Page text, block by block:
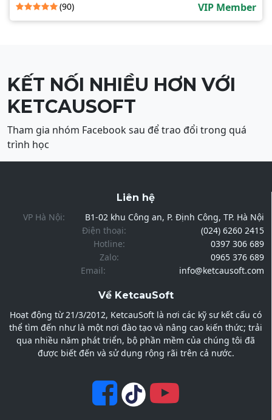
(90) VIP Member
KẾT NỐI NHIỀU HƠN VỚI
KETCAUSOFT
Tham gia nhóm Facebook sau để trao đổi trong quá
trình học
Liên hệ
VP Hà Nội:
B1-02 khu Công an, P. Định Công, TP. Hà Nội
Điện thoại:
(024) 6260 2415
Hotline:
0397 306 689
Zalo:
0965 376 689
Email:
info@ketcausoft.com
Về KetcauSoft
Hoạt động từ 21/3/2012, KetcauSoft là nơi các kỹ sư kết cấu có
thể tìm đến như là một nơi đào tạo và nâng cao kiến thức; trải
qua nhiều năm phát triển, bộ phần mềm của chúng tôi đã
được biết đến và sử dụng rộng rãi trên cả nước.